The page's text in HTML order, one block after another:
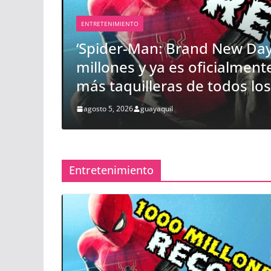
DEPORTES
Italia: el emotivo adiós a
funeral multitudinario en
Entretenimiento
son detenidos
solo día en
de Estados
intensifican
de ICE